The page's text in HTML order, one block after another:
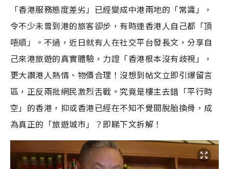
「香港服務態度差劣」已經變成中港兩地的「常識」，
令不少未曾到港的旅客卻步，有時連香港人自己都「頂
唔順」。不過，近日就有人在社交平台發長文，分享自
己來港旅遊的真實體驗，力證「香港根本沒有歧視」，
更大讚港人熱情、物價合理！沒想到帖文立即引爆留言
區，正反兩批網民激烈舌戰。究竟是樓主去錯「平行時
空」的香港，抑或香港已經在不知不覺間脫胎換骨，成
為真正的「旅遊城市」？即睇下文拆解！